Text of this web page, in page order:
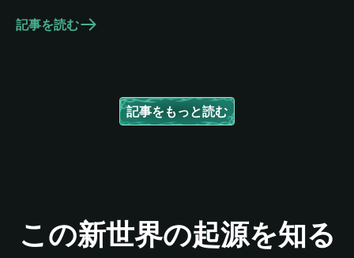
記事を読む
記事をもっと読む
この新世界の起源を知る